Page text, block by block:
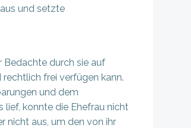
und setzte
Bedachte durch sie auf
frei verfügen kann.
und dem
lief, konnte die Ehefrau nicht
nicht aus, um den von ihr